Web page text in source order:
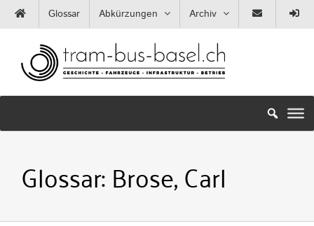
Zum
Inhalt
Glossar Abkürzungen Archiv
Glossar:Brose, Carl